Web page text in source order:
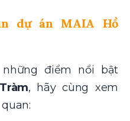
dự án MAIA Hồ
điểm nổi bật
, hãy cùng xem
: